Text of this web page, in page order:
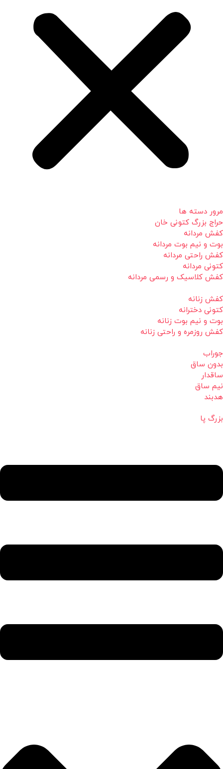
مرور دسته ها
حراج بزرگ کتونی خان
کفش مردانه
بوت و نیم بوت مردانه
کفش راحتی مردانه
کتونی مردانه
کفش کلاسیک و رسمی مردانه
کفش زنانه
کتونی دخترانه
بوت و نیم بوت زنانه
کفش روزمره و راحتی زنانه
جوراب
بدون ساق
ساقدار
نیم ساق
هدبند
بزرگ پا